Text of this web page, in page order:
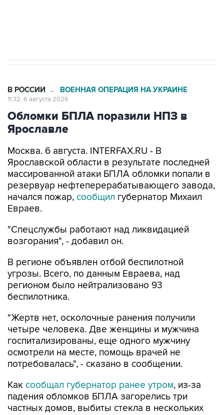
В РОССИИ → ВОЕННАЯ ОПЕРАЦИЯ НА УКРАИНЕ
11:32, 6 августа 2026
Обломки БПЛА поразили НПЗ в
Ярославле
Москва. 6 августа. INTERFAX.RU - В
Ярославской области в результате последней
массированной атаки БПЛА обломки попали в
резервуар нефтеперерабатывающего завода,
начался пожар, сообщил губернатор Михаил
Евраев.
"Спецслужбы работают над ликвидацией
возгорания", - добавил он.
В регионе объявлен отбой беспилотной
угрозы. Всего, по данным Евраева, над
регионом было нейтрализовано 93
беспилотника.
"Жертв нет, осколочные ранения получили
четыре человека. Две женщины и мужчина
госпитализированы, еще одного мужчину
осмотрели на месте, помощь врачей не
потребовалась", - сказано в сообщении.
Как сообщал губернатор ранее утром, из-за
падения обломков БПЛА загорелись три
частных домов, выбиты стекла в нескольких